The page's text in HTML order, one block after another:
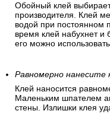
Обойный клей
производителя. Клей
водой при постоянном
время клей набухнет и
его можно
Равномерно нанесите
Клей наносится
Маленьким шпателем
стены. Излишки клея